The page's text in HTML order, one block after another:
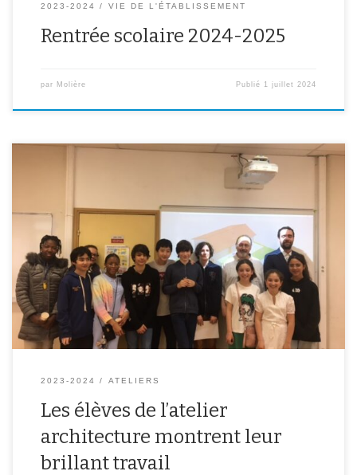
2023-2024 VIE DE L'ÉTABLISSEMENT
Rentrée scolaire 2024-2025
par Molière Publié 1 juillet 2024
Les élèves participant à l’atelier architecture, encadré par M.
Mercier, ont montré leur travail réalisé tout au long de l’année lors
d’une restitution finale. Vous pouvez observer leurs productions à
la suite de cet article.Bravo à eux et à leur professeur ! Le travail
de Pol, en 4ème : Le […]
2023-2024 ATELIERS
Les élèves de l’atelier
architecture montrent leur
brillant travail